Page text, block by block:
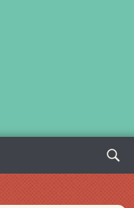
Sök
efter: